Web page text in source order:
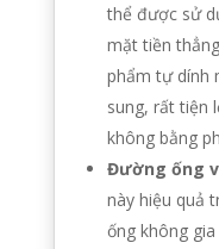
thể được sử
mặt tiền
phẩm tự dính
sung, rất tiện
không bằng
Đường ống
này hiệu quả
ống không